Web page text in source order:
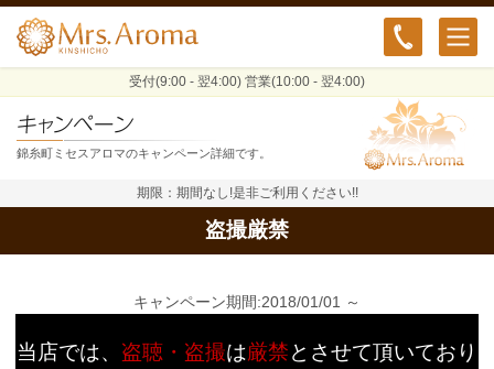
受付(9:00 - 翌4:00) 営業(10:00 - 翌4:00)
錦糸町ミセスアロマのキャンペーン詳細です。
期限：期間なし!是非ご利用ください!!
盗撮厳禁
キャンペーン期間:2018/01/01 ～
当店では、 盗聴・盗撮は厳禁とさせて頂いており